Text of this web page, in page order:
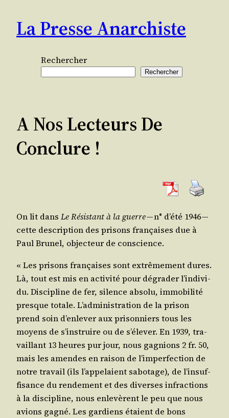
contenu
La Presse Anarchiste
Rechercher
Rechercher
A Nos Lecteurs De
Conclure !
On lit dans Le Résis­tant à la guerre— n° d’é­té 1946 —
cette des­crip­tion des pri­sons fran­çaises due à
Paul Bru­nel, objec­teur de conscience.
« Les pri­sons fran­çaises sont extrê­me­ment dures.
Là, tout est mis en acti­vi­té pour dégra­der l’in­di­vi­
du. Dis­ci­pline de fer, silence abso­lu, immo­bi­li­té
presque totale. L’ad­mi­nis­tra­tion de la pri­son
prend soin d’en­le­ver aux pri­son­niers tous les
moyens de s’ins­truire ou de s’é­le­ver. En 1939, tra­
vaillant 13 heures pur jour, nous gagnions 2 fr. 50,
mais les amendes en rai­son de l’im­per­fec­tion de
notre tra­vail (ils l’ap­pe­laient sabo­tage), de l’in­suf­
fi­sance du ren­de­ment et des diverses infrac­tions
à la dis­ci­pline, nous enle­vèrent le peu que nous
avions gagné. Les gar­diens étaient de bons